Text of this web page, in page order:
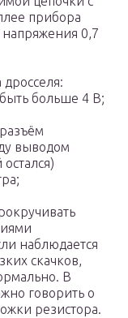
прибора
напряжения 0,7
больше 4 В;
выводом
наблюдается
скачков,
В
говорить о
резистора.